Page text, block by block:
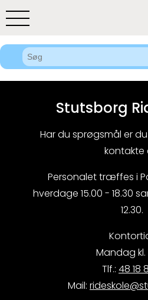
Stutsborg
Har du sprøgsmål er
kontakte
Personalet træffes i
hverdage 15.00 - 18.30
12.30.
Mandag kl.
Tlf.: 48 18
Mail: